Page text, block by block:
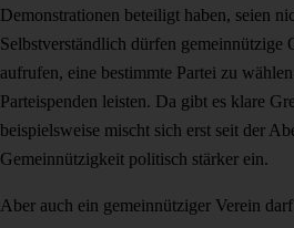
Demonstrationen beteiligt haben, seien
Selbstverständlich dürfen gemeinnützige
aufrufen, eine bestimmte Partei zu
Parteispenden leisten. Da gibt es klare
beispielsweise mischt sich erst seit der
Gemeinnützigkeit politisch stärker ein.
Aber auch ein gemeinnütziger Verein